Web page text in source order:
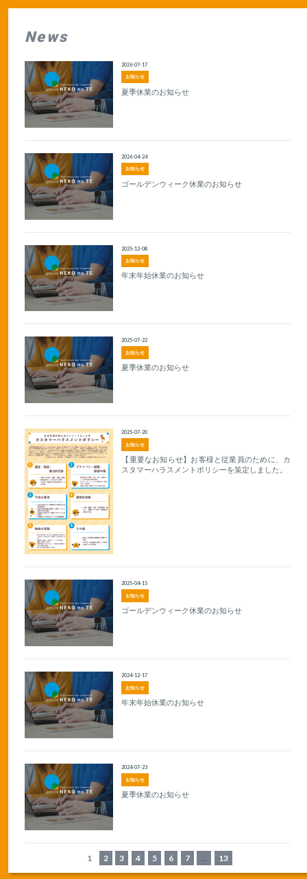
News
お知らせ
2026-07-17
夏季休業のお知らせ
お知らせ
2026-04-24
ゴールデンウィーク休業のお知らせ
お知らせ
2025-12-08
年末年始休業のお知らせ
お知らせ
2025-07-22
夏季休業のお知らせ
お知らせ
2025-07-20
【重要なお知らせ】お客様と従業員のために、カ
スタマーハラスメントポリシーを策定しました。
お知らせ
2025-04-15
ゴールデンウィーク休業のお知らせ
お知らせ
2024-12-17
年末年始休業のお知らせ
お知らせ
2024-07-23
夏季休業のお知らせ
1 2 3 4 5 6 7 ... 13